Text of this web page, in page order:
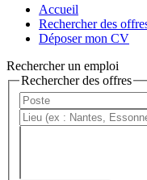
Accueil
Rechercher des
Déposer mon CV
Rechercher un emploi
Rechercher des offres